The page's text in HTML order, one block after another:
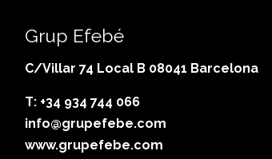
Grup Efebé
C/Villar 74 Local B 08041 Barcelona
T: +34 934 744 066
info@grupefebe.com
www.grupefebe.com